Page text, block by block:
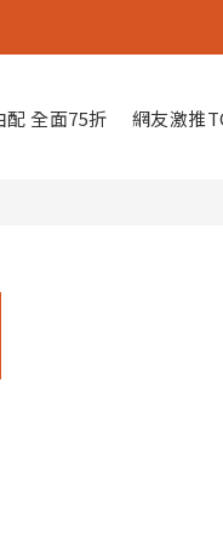
配 全面75折 網友激推